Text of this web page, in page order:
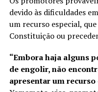
devido às dificuldades
um recurso especial,
Constituição ou
“Embora haja alguns
de engolir, não
apresentar um recurso